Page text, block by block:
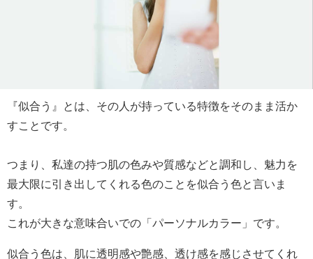
『似合う』とは、その人が持っている特徴をそのまま活か
すことです。
つまり、私達の持つ肌の色みや質感などと調和し、魅力を
最大限に引き出してくれる色のことを似合う色と言いま
す。
これが大きな意味合いでの「パーソナルカラー」です。
似合う色は、肌に透明感や艶感、透け感を感じさせてくれ